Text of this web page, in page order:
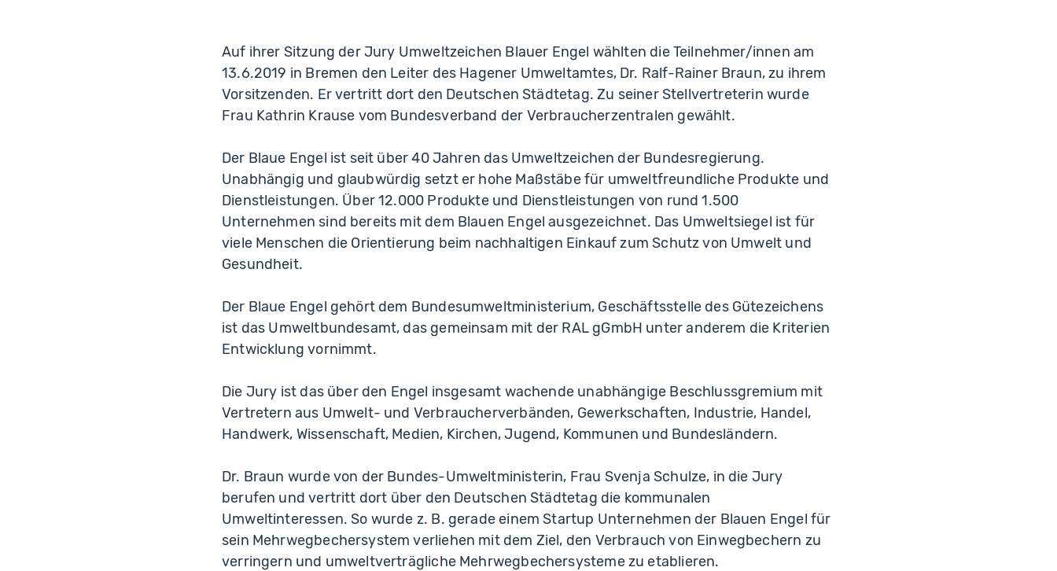
Auf ihrer Sitzung der Jury Umweltzeichen Blauer Engel wählten die Teilnehmer/innen am
13.6.2019 in Bremen den Leiter des Hagener Umweltamtes, Dr. Ralf-Rainer Braun, zu ihrem
Vorsitzenden. Er vertritt dort den Deutschen Städtetag. Zu seiner Stellvertreterin wurde
Frau Kathrin Krause vom Bundesverband der Verbraucherzentralen gewählt.
Der Blaue Engel ist seit über 40 Jahren das Umweltzeichen der Bundesregierung.
Unabhängig und glaubwürdig setzt er hohe Maßstäbe für umweltfreundliche Produkte und
Dienstleistungen. Über 12.000 Produkte und Dienstleistungen von rund 1.500
Unternehmen sind bereits mit dem Blauen Engel ausgezeichnet. Das Umweltsiegel ist für
viele Menschen die Orientierung beim nachhaltigen Einkauf zum Schutz von Umwelt und
Gesundheit.
Der Blaue Engel gehört dem Bundesumweltministerium, Geschäftsstelle des Gütezeichens
ist das Umweltbundesamt, das gemeinsam mit der RAL gGmbH unter anderem die Kriterien
Entwicklung vornimmt.
Die Jury ist das über den Engel insgesamt wachende unabhängige Beschlussgremium mit
Vertretern aus Umwelt- und Verbraucherverbänden, Gewerkschaften, Industrie, Handel,
Handwerk, Wissenschaft, Medien, Kirchen, Jugend, Kommunen und Bundesländern.
Dr. Braun wurde von der Bundes-Umweltministerin, Frau Svenja Schulze, in die Jury
berufen und vertritt dort über den Deutschen Städtetag die kommunalen
Umweltinteressen. So wurde z. B. gerade einem Startup Unternehmen der Blauen Engel für
sein Mehrwegbechersystem verliehen mit dem Ziel, den Verbrauch von Einwegbechern zu
verringern und umweltverträgliche Mehrwegbechersysteme zu etablieren.